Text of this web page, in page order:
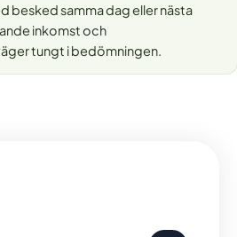
besked samma dag eller nästa
inkomst och
tungt i bedömningen.